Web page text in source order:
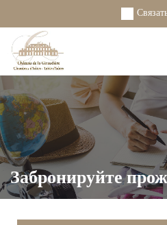
Забронируйте